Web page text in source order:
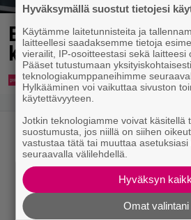
Eppu Normaalin
konsertti esitetään
Hyväksymällä suostut tietojesi
Käytämme laitetunnisteita ja
laitteellesi saadaksemme tietoja
vierailit, IP-osoitteestasi sekä laitteesi
Pääset tutustumaan
teknologiakumppaneihimme
Hylkääminen voi vaikuttaa sivuston
käytettävyyteen.
Jotkin teknologiamme voivat käsitellä
suostumusta, jos niillä on siihen
vastustaa tätä tai muuttaa asetuksiasi
seuraavalla välilehdellä.
Hyväksyn
Omat valintani